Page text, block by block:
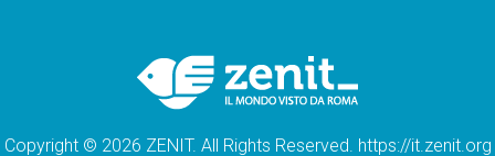
Copyright © 2026 ZENIT. All Rights Reserved. https://it.zenit.org